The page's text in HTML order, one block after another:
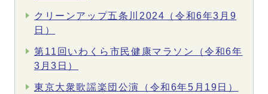
クリーンアップ五条川2024（令和6年3月9
日）
第11回いわくら市民健康マラソン（令和6年
3月3日）
東京大衆歌謡楽団公演（令和6年5月19日）